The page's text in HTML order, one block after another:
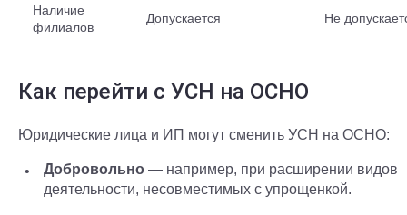
Наличие
филиалов
Допускается Не
Как перейти с УСН на ОСНО
Юридические лица и ИП могут сменить УСН на ОСНО:
Добровольно — например, при расширении видов
деятельности, несовместимых с упрощенкой.